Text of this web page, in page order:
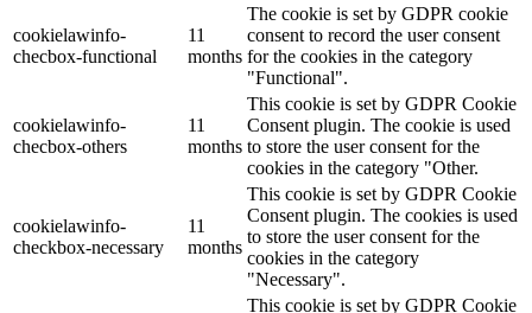
cookielawinfo-
checbox-functional
11
months
The cookie is set by GDPR cookie
consent to record the user consent
for the cookies in the category
"Functional".
cookielawinfo-
checbox-others
11
months
This cookie is set by GDPR Cookie
Consent plugin. The cookie is used
to store the user consent for the
cookies in the category "Other.
cookielawinfo-
checkbox-necessary
11
months
This cookie is set by GDPR Cookie
Consent plugin. The cookies is used
to store the user consent for the
cookies in the category
"Necessary".
This cookie is set by GDPR Cookie